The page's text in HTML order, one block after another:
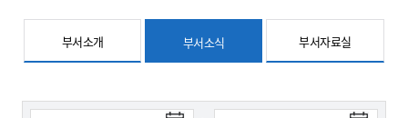
부서소개 부서소식 부서자료실